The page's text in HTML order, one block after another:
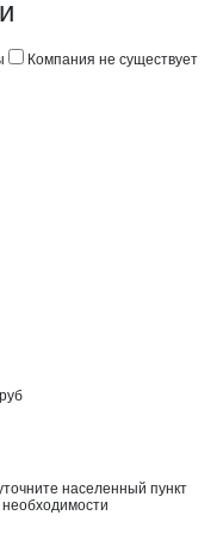
неточностях
Компания не существует
населенный пункт